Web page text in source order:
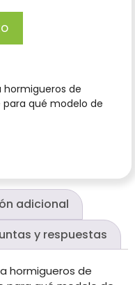
hormigueros de
para qué modelo de
adicional
y respuestas
hormigueros de